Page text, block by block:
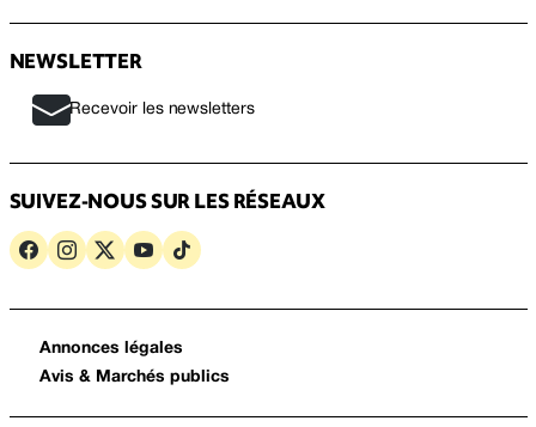
NEWSLETTER
Recevoir les newsletters
SUIVEZ-NOUS SUR LES RÉSEAUX
Annonces légales
Avis & Marchés publics